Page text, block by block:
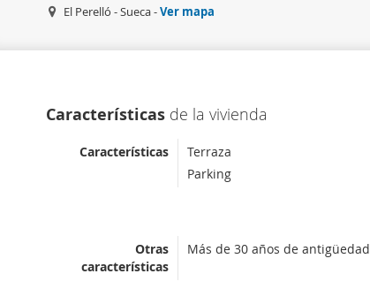
El Perelló - Sueca -Ver mapa
Características de la vivienda
Características
Terraza
Parking
Otras
características
Más de 30 años de antigüedad